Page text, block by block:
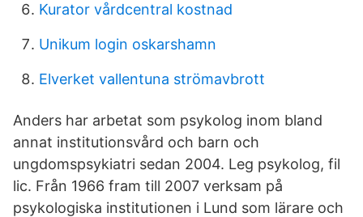
Kurator vårdcentral kostnad
Unikum login oskarshamn
Elverket vallentuna strömavbrott
Anders har arbetat som psykolog inom bland
annat institutionsvård och barn och
ungdomspsykiatri sedan 2004. Leg psykolog, fil
lic. Från 1966 fram till 2007 verksam på
psykologiska institutionen i Lund som lärare och